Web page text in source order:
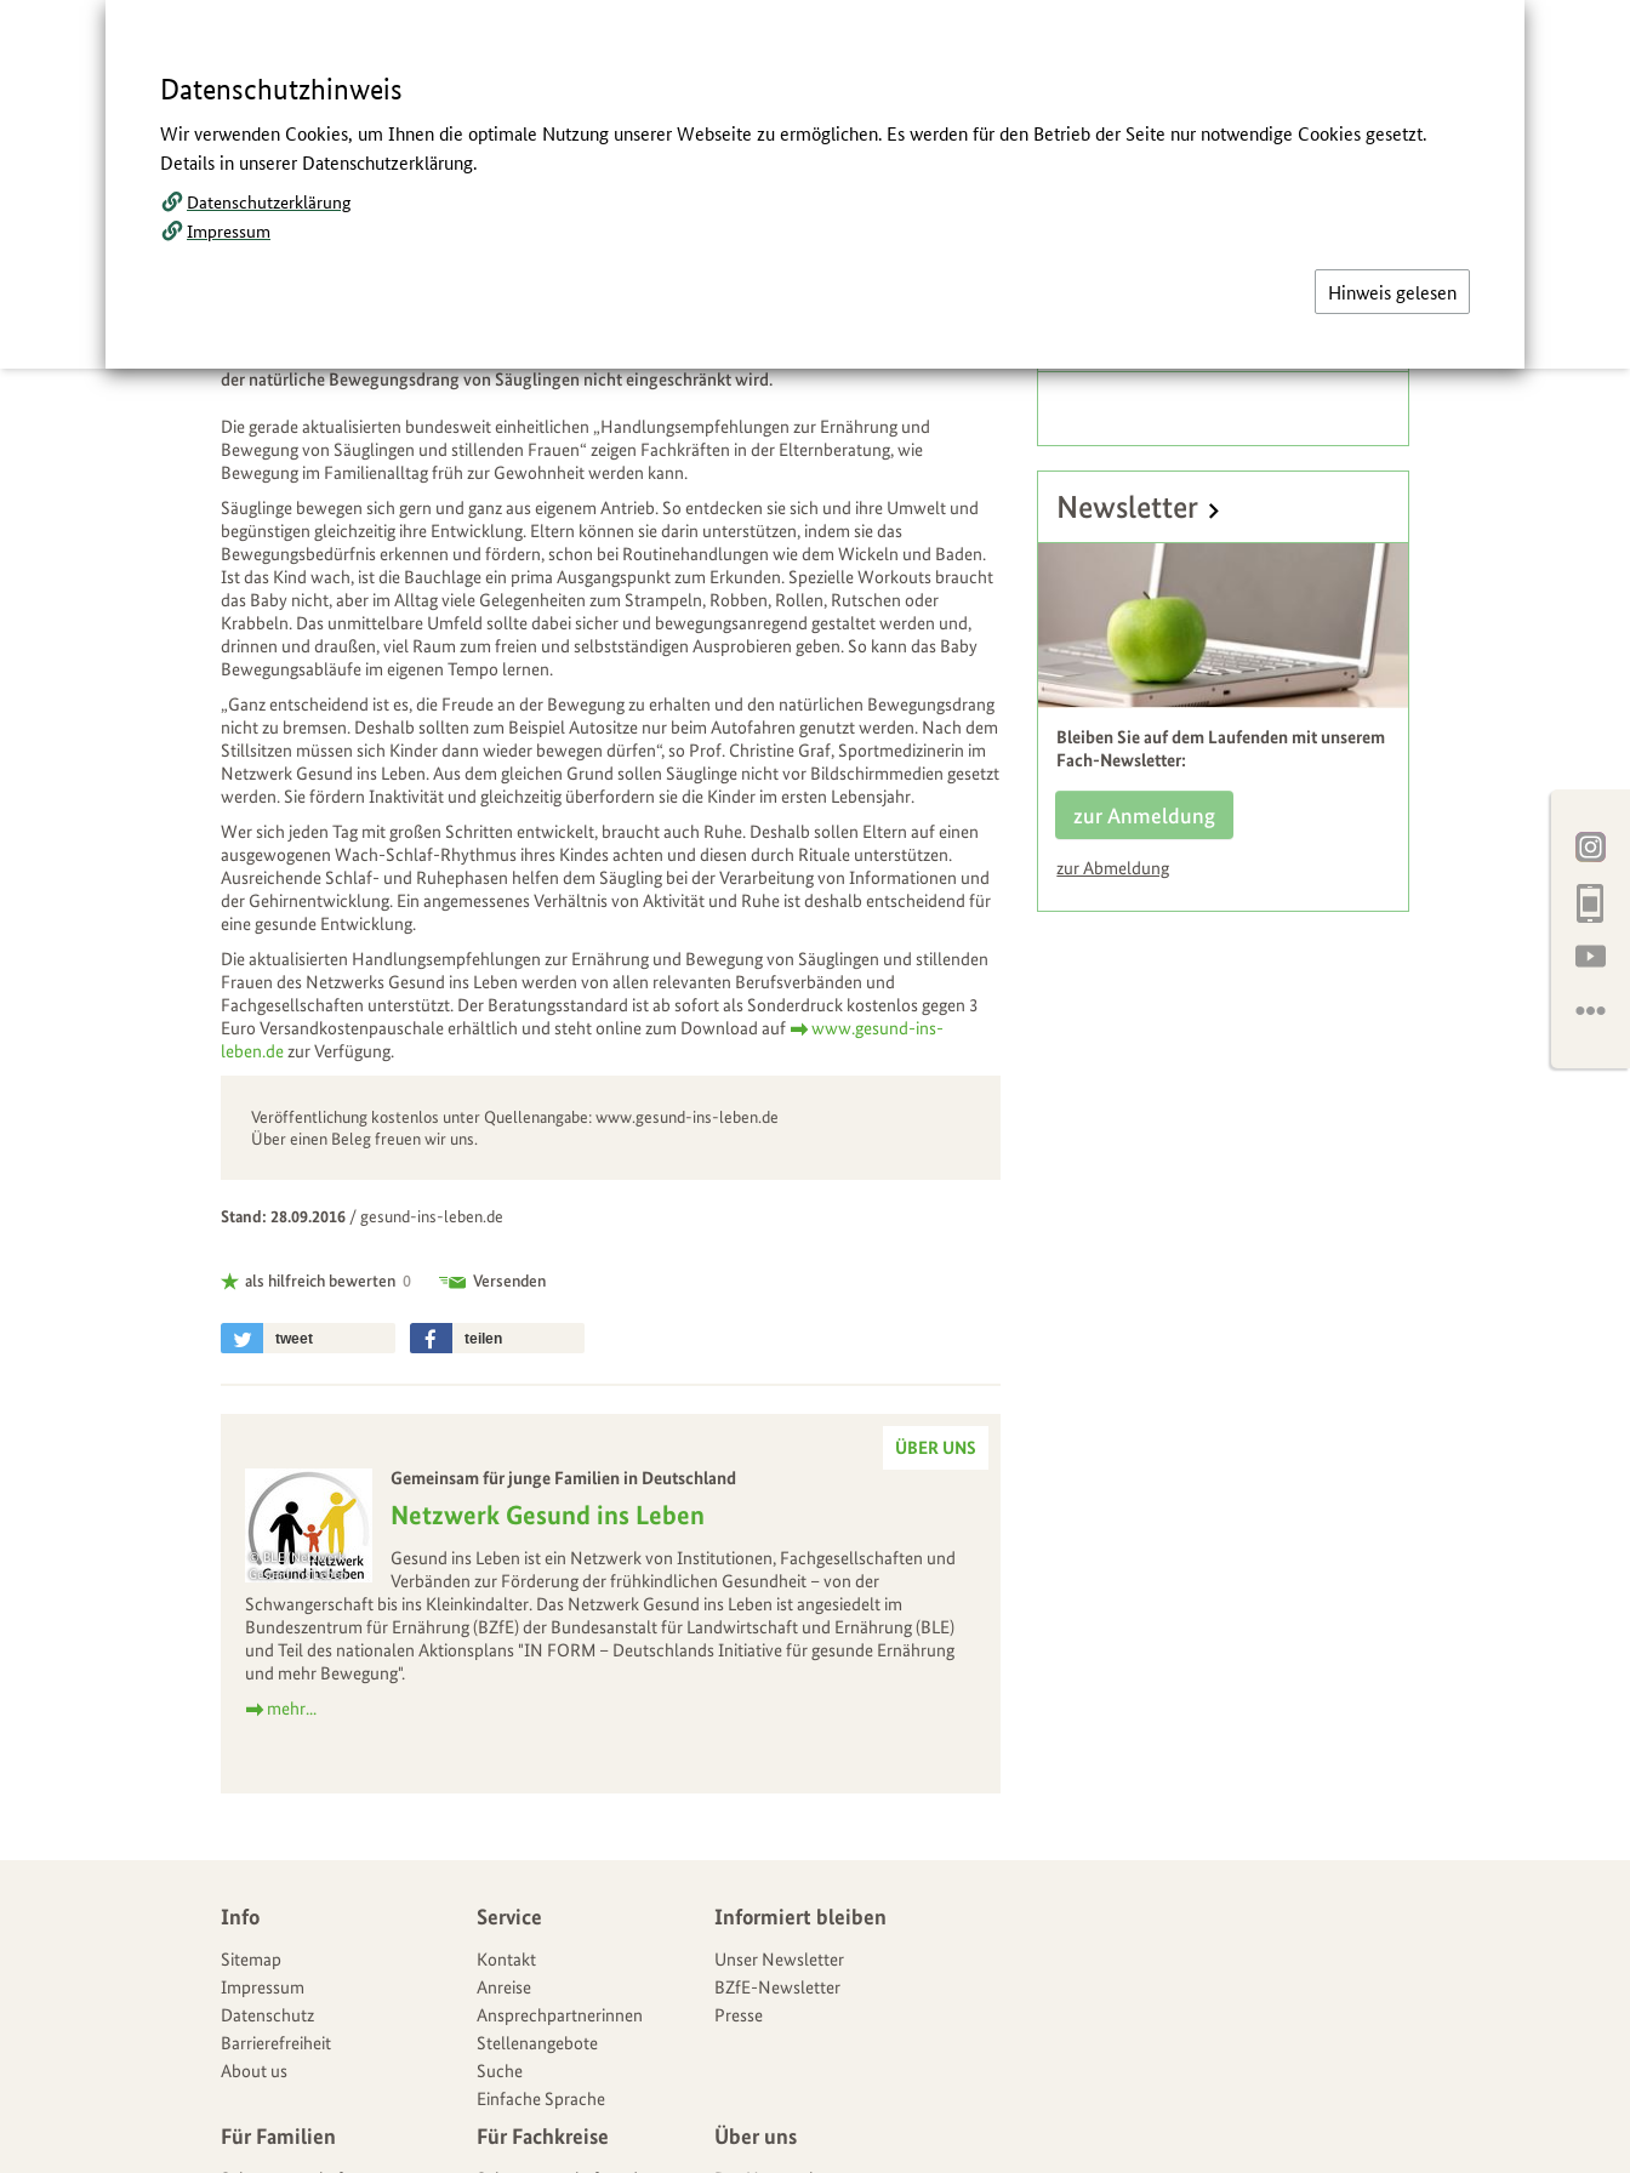
Navigation
und
Service
Hauptmenü
Servicemenü
Volltextsuche
Babys wollen Bewegung
der natürliche Bewegungsdrang von Säuglingen nicht eingeschränkt wird.
Die gerade aktualisierten bundesweit einheitlichen „Handlungsempfehlungen zur Ernährung und
Bewegung von Säuglingen und stillenden Frauen“ zeigen Fachkräften in der Elternberatung, wie
Bewegung im Familienalltag früh zur Gewohnheit werden kann.
Säuglinge bewegen sich gern und ganz aus eigenem Antrieb. So entdecken sie sich und ihre Umwelt und
begünstigen gleichzeitig ihre Entwicklung. Eltern können sie darin unterstützen, indem sie das
Bewegungsbedürfnis erkennen und fördern, schon bei Routinehandlungen wie dem Wickeln und Baden.
Ist das Kind wach, ist die Bauchlage ein prima Ausgangspunkt zum Erkunden. Spezielle Workouts braucht
das Baby nicht, aber im Alltag viele Gelegenheiten zum Strampeln, Robben, Rollen, Rutschen oder
Krabbeln. Das unmittelbare Umfeld sollte dabei sicher und bewegungsanregend gestaltet werden und,
drinnen und draußen, viel Raum zum freien und selbstständigen Ausprobieren geben. So kann das Baby
Bewegungsabläufe im eigenen Tempo lernen.
„Ganz entscheidend ist es, die Freude an der Bewegung zu erhalten und den natürlichen Bewegungsdrang
nicht zu bremsen. Deshalb sollten zum Beispiel Autositze nur beim Autofahren genutzt werden. Nach dem
Stillsitzen müssen sich Kinder dann wieder bewegen dürfen“, so Prof. Christine Graf, Sportmedizinerin im
Netzwerk Gesund ins Leben. Aus dem gleichen Grund sollen Säuglinge nicht vor Bildschirmmedien gesetzt
werden. Sie fördern Inaktivität und gleichzeitig überfordern sie die Kinder im ersten Lebensjahr.
Wer sich jeden Tag mit großen Schritten entwickelt, braucht auch Ruhe. Deshalb sollen Eltern auf einen
ausgewogenen Wach-Schlaf-Rhythmus ihres Kindes achten und diesen durch Rituale unterstützen.
Ausreichende Schlaf- und Ruhephasen helfen dem Säugling bei der Verarbeitung von Informationen und
der Gehirnentwicklung. Ein angemessenes Verhältnis von Aktivität und Ruhe ist deshalb entscheidend für
eine gesunde Entwicklung.
Die aktualisierten Handlungsempfehlungen zur Ernährung und Bewegung von Säuglingen und stillenden
Frauen des Netzwerks Gesund ins Leben werden von allen relevanten Berufsverbänden und
Fachgesellschaften unterstützt. Der Beratungsstandard ist ab sofort als Sonderdruck kostenlos gegen 3
Euro Versandkostenpauschale erhältlich und steht online zum Download auf
www.gesund-ins-
leben.dezur Verfügung.
Veröffentlichung kostenlos unter Quellenangabe: www.gesund-ins-leben.de
Über einen Beleg freuen wir uns.
Stand: 28.09.2016 /gesund-ins-leben.de
als hilfreich bewerten 0 Versenden
tweet teilen
BLE/Netzwerk
Gesund ins Leben
ÜBER UNS
–
Gemeinsam für junge Familien in Deutschland
Netzwerk Gesund ins Leben
Gesund ins Leben ist ein Netzwerk von Institutionen, Fachgesellschaften und
Verbänden zur Förderung der frühkindlichen Gesundheit – von der
Schwangerschaft bis ins Kleinkindalter. Das Netzwerk Gesund ins Leben ist angesiedelt im
Bundeszentrum für Ernährung (BZfE) der Bundesanstalt für Landwirtschaft und Ernährung (BLE)
und Teil des nationalen Aktionsplans "IN FORM – Deutschlands Initiative für gesunde Ernährung
und mehr Bewegung".
mehr...
Newsletter
Bleiben Sie auf dem Laufenden mit unserem
Fach-Newsletter:
zur Anmeldung
zur Abmeldung
Navigationsmöglichkeiten
Angebote
Info
Sitemap
Impressum
Datenschutz
Barrierefreiheit
About us
Service
Kontakt
Anreise
Ansprechpartnerinnen
Stellenangebote
Suche
Einfache Sprache
Informiert bleiben
Unser Newsletter
BZfE-Newsletter
Presse
Für Familien Für Fachkreise Über uns
Datenschutzhinweis
Wir verwenden Cookies, um Ihnen die optimale Nutzung unserer Webseite zu ermöglichen. Es werden für den Betrieb der Seite nur notwendige Cookies gesetzt.
Details in unserer Datenschutzerklärung.
Datenschutzerklärung
Impressum
Hinweis gelesen